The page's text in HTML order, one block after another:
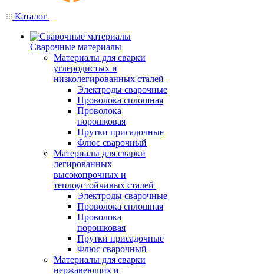
Каталог
Сварочные материалы
Материалы для сварки
углеродистых и
низколегированных сталей
Электроды сварочные
Проволока сплошная
Проволока
порошковая
Прутки присадочные
Флюс сварочный
Материалы для сварки
легированных
высокопрочных и
теплоустойчивых сталей
Электроды сварочные
Проволока сплошная
Проволока
порошковая
Прутки присадочные
Флюс сварочный
Материалы для сварки
нержавеющих и